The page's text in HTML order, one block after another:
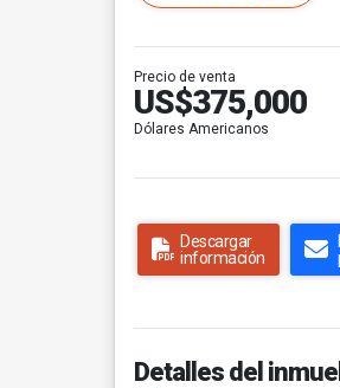
Precio de venta
US$375,000
Dólares Americanos
Descargar
información
Detalles del